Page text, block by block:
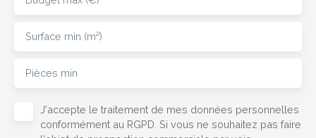
Surface min (m²)
Pièces min
J'accepte le traitement de mes données personnelles
conformément au RGPD. Si vous ne souhaitez pas faire